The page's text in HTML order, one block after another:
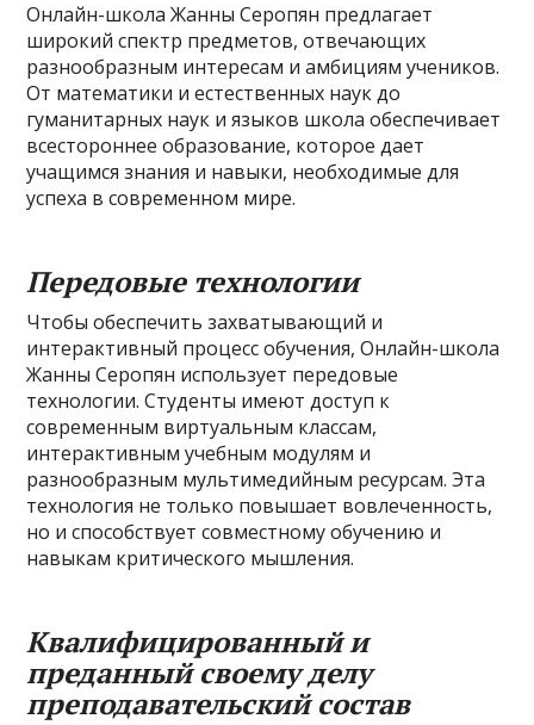
Онлайн-школа Жанны Серопян предлагает
широкий спектр предметов, отвечающих
разнообразным интересам и амбициям учеников.
От математики и естественных наук до
гуманитарных наук и языков школа обеспечивает
всестороннее образование, которое дает
учащимся знания и навыки, необходимые для
успеха в современном мире.
Передовые технологии
Чтобы обеспечить захватывающий и
интерактивный процесс обучения, Онлайн-школа
Жанны Серопян использует передовые
технологии. Студенты имеют доступ к
современным виртуальным классам,
интерактивным учебным модулям и
разнообразным мультимедийным ресурсам. Эта
технология не только повышает вовлеченность,
но и способствует совместному обучению и
навыкам критического мышления.
Квалифицированный и
преданный своему делу
преподавательский состав